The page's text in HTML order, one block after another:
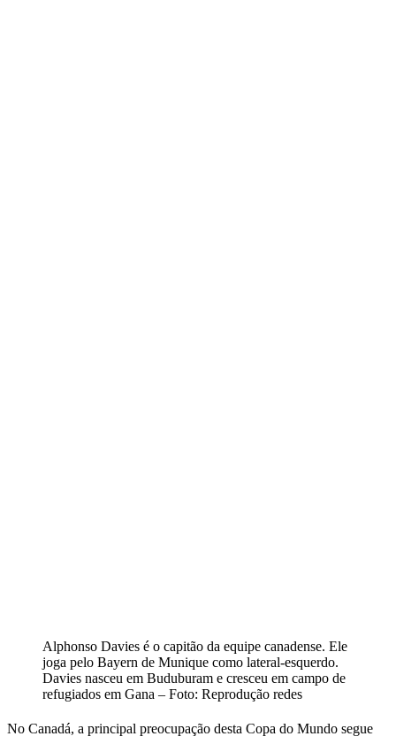
Alphonso Davies é o capitão da equipe canadense. Ele
joga pelo Bayern de Munique como lateral-esquerdo.
Davies nasceu em Buduburam e cresceu em campo de
refugiados em Gana – Foto: Reprodução redes
No Canadá, a principal preocupação desta Copa do Mundo segue